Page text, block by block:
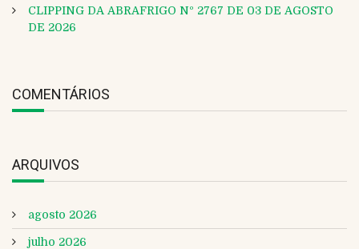
CLIPPING DA ABRAFRIGO Nº 2767 DE 03 DE AGOSTO
DE 2026
COMENTÁRIOS
ARQUIVOS
agosto 2026
julho 2026